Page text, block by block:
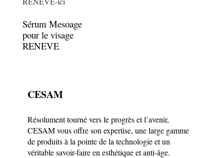
Sérum Mesoage
pour le visage
RENEVE
CESAM
Résolument tourné vers le progrès et l’avenir,
CESAM vous offre son expertise, une large gamme
de produits à la pointe de la technologie et un
véritable savoir-faire en esthétique et anti-âge.